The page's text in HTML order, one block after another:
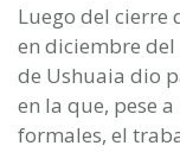
Luego del cierre
en diciembre del
de Ushuaia dio
en la que, pese
formales, el